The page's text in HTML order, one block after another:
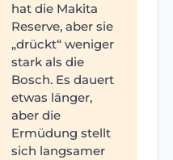
hat die Makita
Reserve, aber sie
„drückt“ weniger
stark als die
Bosch. Es dauert
etwas länger,
aber die
Ermüdung stellt
sich langsamer